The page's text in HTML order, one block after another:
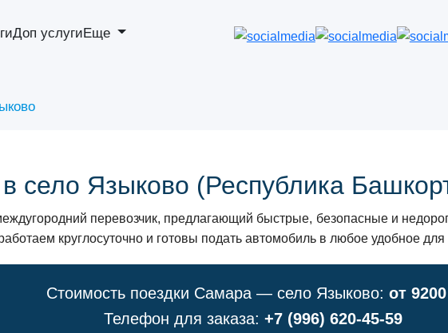
Доп услугиЕще
село Языково (Республика
перевозчик, предлагающий быстрые, безопасные и
круглосуточно и готовы подать автомобиль в любое удобное
Стоимость поездки Самара — село Языково: от
Телефон для заказа: +7 (996) 620-45-59